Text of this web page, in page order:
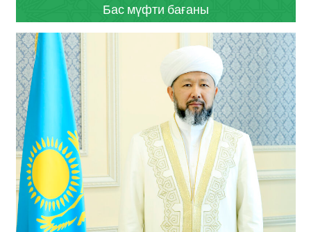
Бас мүфти бағаны